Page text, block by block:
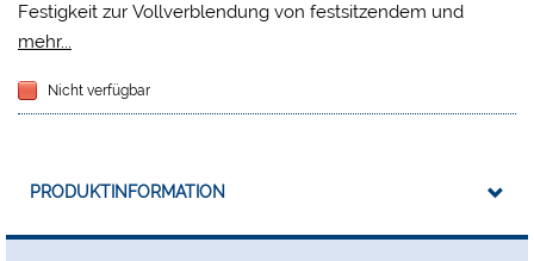
Festigkeit zur Vollverblendung von festsitzendem und
herausnehmbarem Zahnersatz auf Metallgerüsten und zur
Langzeitprovisorien und deren Charakterisierung. Vereint die
Vorteile dauerhafter Ästhetik, Abrasionsbeständigkeit und
Schichttechnik. Besonders einfache Verarbeitung durch
mehr...
Nicht verfügbar
PRODUKTINFORMATION